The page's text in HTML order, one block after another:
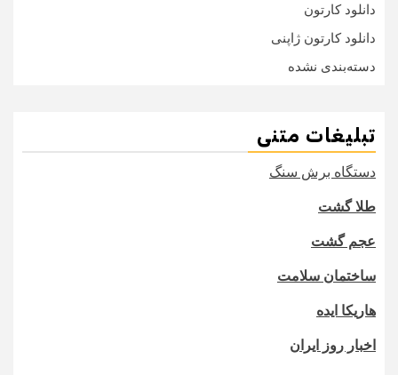
دانلود کارتون
دانلود کارتون ژاپنی
دسته‌بندی نشده
تبلیغات متنی
دستگاه برش سنگ
طلا گشت
عجم گشت
ساختمان سلامت
هاریکا ایده
اخبار روز ایران